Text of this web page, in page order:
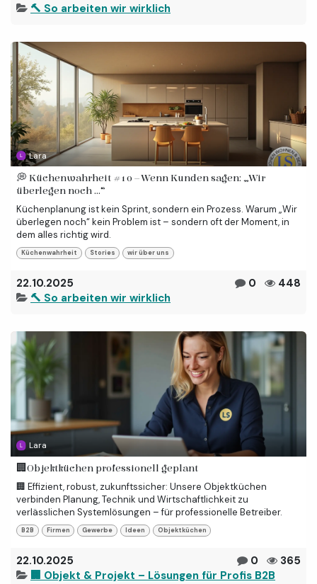
🔨 So arbeiten wir wirklich
Lara
💭 Küchenwahrheit #10 – Wenn Kunden sagen: „Wir
überlegen noch …“
Küchenplanung ist kein Sprint, sondern ein Prozess. Warum „Wir
überlegen noch“ kein Problem ist – sondern oft der Moment, in
dem alles richtig wird.
Küchenwahrheit Stories wir über uns
22.10.2025 0
448
🔨 So arbeiten wir wirklich
Lara
🏢Objektküchen professionell geplant
🏢 Effizient, robust, zukunftssicher: Unsere Objektküchen
verbinden Planung, Technik und Wirtschaftlichkeit zu
verlässlichen Systemlösungen – für professionelle Betreiber.
B2B Firmen Gewerbe Ideen Objektküchen
22.10.2025 0
365
🏢 Objekt & Projekt – Lösungen für Profis B2B